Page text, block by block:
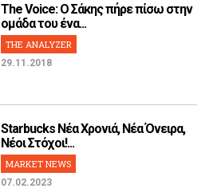
The Voice: Ο Σάκης πήρε πίσω στην
ομάδα του ένα...
THE ANALYZER
29.11.2018
Starbucks Νέα Χρονιά, Νέα Όνειρα,
Νέοι Στόχοι!...
MARKET NEWS
07.02.2023